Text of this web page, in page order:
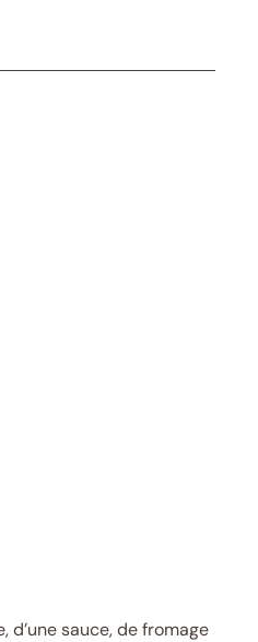
d’une sauce, de fromage